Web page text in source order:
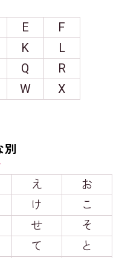
E
F
K
L
Q
R
W
X
別
え
お
け
こ
せ
そ
て
と